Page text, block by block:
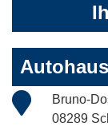
Bruno-
08289